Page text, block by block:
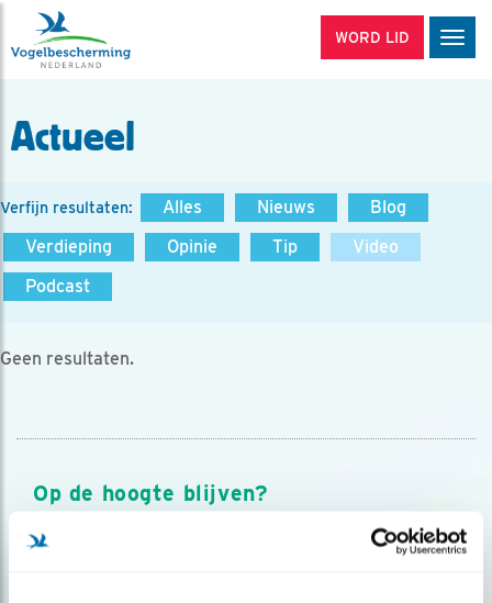
WORD LID
Actueel
Verfijn resultaten: Alles Nieuws
Blog
Verdieping
Opinie Tip
Video
Podcast
Geen resultaten.
Op de hoogte blijven?
Meld je aan en ontvang nieuws, inspiratie, acties en tips
over vogels en activiteiten van Vogelbescherming.